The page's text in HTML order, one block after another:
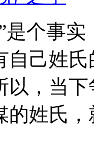
是个事
自己姓
以，当
的姓氏